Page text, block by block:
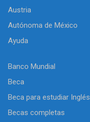
Austria
Autónoma de México
Ayuda
Banco Mundial
Beca
Beca para estudiar Inglés
Becas completas